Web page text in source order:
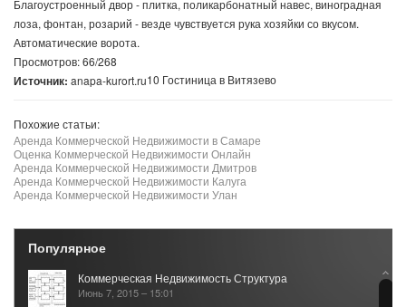
Благоустроенный двор - плитка, поликарбонатный навес, виноградная
лоза, фонтан, розарий - везде чувствуется рука хозяйки со вкусом.
Автоматические ворота.
Просмотров: 66/268
10 Гостиница в Витязево
Источник: anapa-kurort.ru
Похожие статьи:
Аренда Коммерческой Недвижимости в Самаре
Оценка Коммерческой Недвижимости Онлайн
Аренда Коммерческой Недвижимости Дмитров
Аренда Коммерческой Недвижимости Калуга
Аренда Коммерческой Недвижимости Улан
Популярное
Коммерческая Недвижимость Структура
Июнь 7, 2015 – 15:01